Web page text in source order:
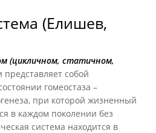
(Елишев,
(цикличном, статичном,
представляет собой
гомеостаза –
при которой жизненный
в каждом поколении без
система находится в